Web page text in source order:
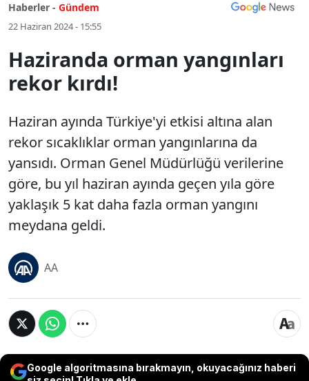
Haberler - Gündem
22 Haziran 2024 - 15:55
Haziranda orman yangınları
rekor kırdı!
Haziran ayında Türkiye'yi etkisi altına alan
rekor sıcaklıklar orman yangınlarına da
yansıdı. Orman Genel Müdürlüğü verilerine
göre, bu yıl haziran ayında geçen yıla göre
yaklaşık 5 kat daha fazla orman yangını
meydana geldi.
AA
Google algoritmasına bırakmayın, okuyacağınız haberi